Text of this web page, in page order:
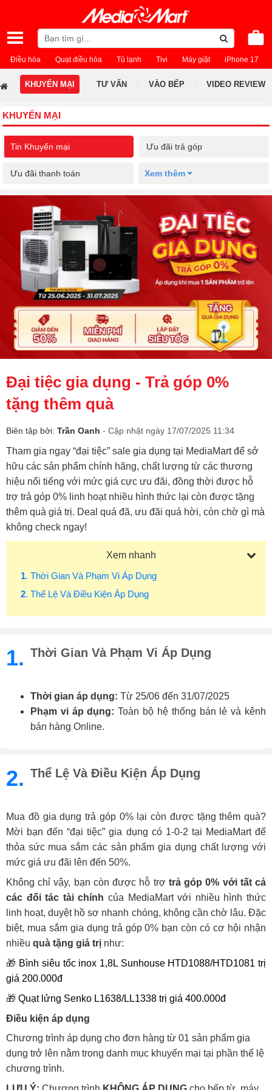
Điều hòa Quạt điều hòa Tủ lạnh Tivi Máy giặt iPhone 17
KHUYẾN MẠI TƯ VẤN VÀO BẾP VIDEO REVIEW
KHUYẾN MẠI
Tin Khuyến mại Ưu đãi trả góp
Ưu đãi thanh toán Xem thêm
Đại tiệc gia dụng - Trả góp 0%
tặng thêm quà
Biên tập bởi: Trần Oanh - Cập nhật ngày 17/07/2025 11:34
Tham gia ngay “đại tiệc” sale gia dụng tại MediaMart để sở
hữu các sản phẩm chính hãng, chất lượng từ các thương
hiệu nổi tiếng với mức giá cực ưu đãi, đồng thời được hỗ
trợ trả góp 0% linh hoạt nhiều hình thức lại còn được tặng
thêm quà giá trị. Deal quá đã, ưu đãi quá hời, còn chờ gì mà
không check ngay!
Xem nhanh
1. Thời Gian Và Phạm Vi Áp Dụng
2. Thể Lệ Và Điều Kiện Áp Dụng
1. Thời Gian Và Phạm Vi Áp Dụng
Thời gian áp dụng: Từ 25/06 đến 31/07/2025
Phạm vi áp dụng:Toàn bộ hệ thống bán lẻ và kênh
bán hàng Online.
2. Thể Lệ Và Điều Kiện Áp Dụng
Mua đồ gia dụng trả góp 0% lại còn được tặng thêm quà?
Mời bạn đến “đại tiệc” gia dụng có 1-0-2 tại MediaMart để
thỏa sức mua sắm các sản phẩm gia dụng chất lượng với
mức giá ưu đãi lên đến 50%.
Không chỉ vậy, bạn còn được hỗ trợ trả góp 0% với tất cả
các đối tác tài chính của MediaMart với nhiều hình thức
linh hoạt, duyệt hồ sơ nhanh chóng, không cần chờ lâu. Đặc
biệt, mua sắm gia dụng trả góp 0% bạn còn có cơ hội nhận
nhiều quà tặng giá trị như:
🎁 Bình siêu tốc inox 1,8L Sunhouse HTD1088/HTD1081 trị
giá 200.000đ
🎁 Quạt lửng Senko L1638/LL1338 trị giá 400.000đ
Điều kiện áp dụng
Chương trình áp dụng cho đơn hàng từ 01 sản phẩm gia
dụng trở lên nằm trong danh mục khuyến mại tại phần thể lệ
chương trình.